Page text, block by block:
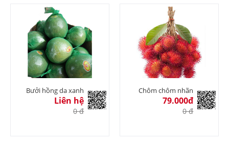
Bưởi hồng da xanh
Liên hệ
0 đ
Chôm chôm nhãn
79.000đ
0 đ